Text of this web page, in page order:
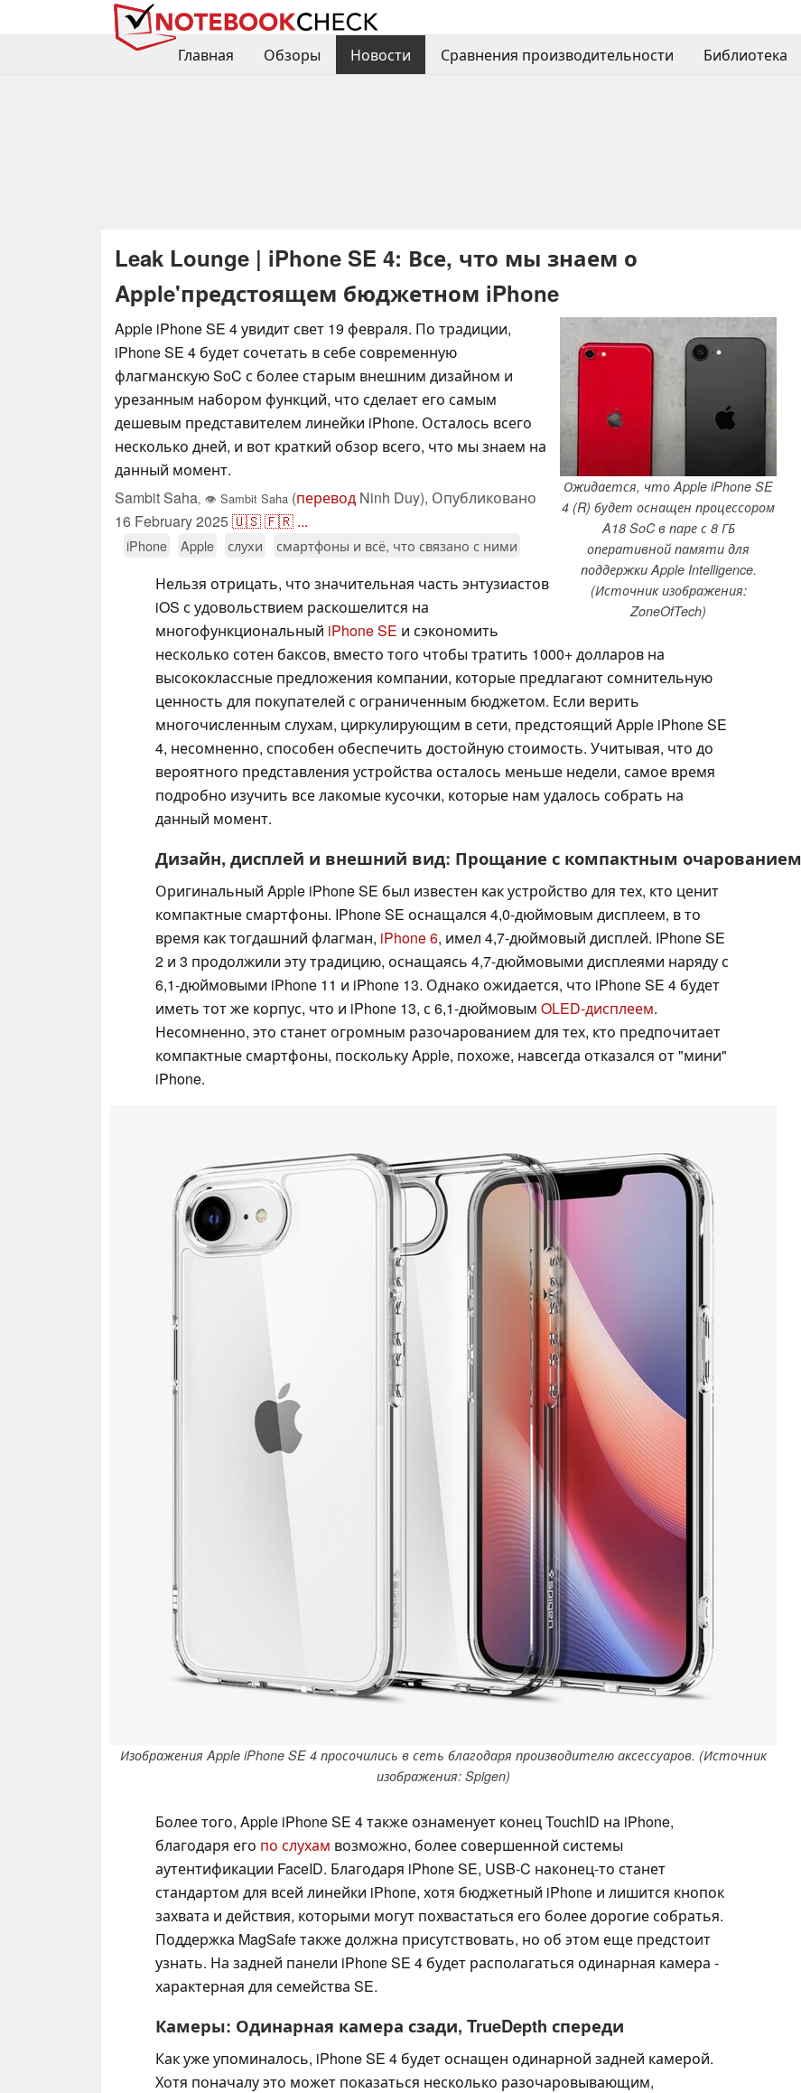
Главная
Обзоры Новости Сравнения производительности Библиотека
Leak Lounge | iPhone SE 4: Все, что мы знаем о
Apple'предстоящем бюджетном iPhone
Ожидается, что Apple iPhone SE
4 (R) будет оснащен процессором
A18 SoC в паре с 8 ГБ
оперативной памяти для
поддержки Apple Intelligence.
(Источник изображения:
ZoneOfTech)
Apple iPhone SE 4 увидит свет 19 февраля. По традиции,
iPhone SE 4 будет сочетать в себе современную
флагманскую SoC с более старым внешним дизайном и
урезанным набором функций, что сделает его самым
дешевым представителем линейки iPhone. Осталось всего
несколько дней, и вот краткий обзор всего, что мы знаем на
данный момент.
Sambit Saha, 👁 Sambit Saha (перевод Ninh Duy), Опубликовано
16 February 2025🇺🇸🇫🇷 ...
iPhone Apple слухи смартфоны и всё, что связано с ними
Нельзя отрицать, что значительная часть энтузиастов
iOS с удовольствием раскошелится на
многофункциональный iPhone SE и сэкономить
несколько сотен баксов, вместо того чтобы тратить 1000+ долларов на
высококлассные предложения компании, которые предлагают сомнительную
ценность для покупателей с ограниченным бюджетом. Если верить
многочисленным слухам, циркулирующим в сети, предстоящий Apple iPhone SE
4, несомненно, способен обеспечить достойную стоимость. Учитывая, что до
вероятного представления устройства осталось меньше недели, самое время
подробно изучить все лакомые кусочки, которые нам удалось собрать на
данный момент.
Дизайн, дисплей и внешний вид: Прощание с компактным очарованием
Оригинальный Apple iPhone SE был известен как устройство для тех, кто ценит
компактные смартфоны. IPhone SE оснащался 4,0-дюймовым дисплеем, в то
время как тогдашний флагман, iPhone 6, имел 4,7-дюймовый дисплей. IPhone SE
2 и 3 продолжили эту традицию, оснащаясь 4,7-дюймовыми дисплеями наряду с
6,1-дюймовыми iPhone 11 и iPhone 13. Однако ожидается, что iPhone SE 4 будет
иметь тот же корпус, что и iPhone 13, с 6,1-дюймовым OLED-дисплеем.
Несомненно, это станет огромным разочарованием для тех, кто предпочитает
компактные смартфоны, поскольку Apple, похоже, навсегда отказался от "мини"
iPhone.
Изображения Apple iPhone SE 4 просочились в сеть благодаря производителю аксессуаров. (Источник
изображения: Spigen)
Более того, Apple iPhone SE 4 также ознаменует конец TouchID на iPhone,
благодаря его по слухам возможно, более совершенной системы
аутентификации FaceID. Благодаря iPhone SE, USB-C наконец-то станет
стандартом для всей линейки iPhone, хотя бюджетный iPhone и лишится кнопок
захвата и действия, которыми могут похвастаться его более дорогие собратья.
Поддержка MagSafe также должна присутствовать, но об этом еще предстоит
узнать. На задней панели iPhone SE 4 будет располагаться одинарная камера -
характерная для семейства SE.
Камеры: Одинарная камера сзади, TrueDepth спереди
Как уже упоминалось, iPhone SE 4 будет оснащен одинарной задней камерой.
Хотя поначалу это может показаться несколько разочаровывающим,